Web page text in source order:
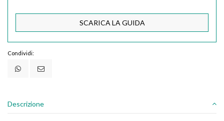
SCARICA LA GUIDA
Condividi:
Descrizione